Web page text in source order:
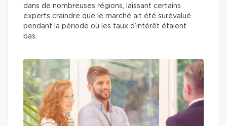
dans de nombreuses régions, laissant certains
experts craindre que le marché ait été surévalué
pendant la période où les taux d’intérêt étaient
bas.